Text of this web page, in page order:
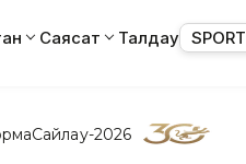
Саясат Талдау SPORT
Сайлау-2026